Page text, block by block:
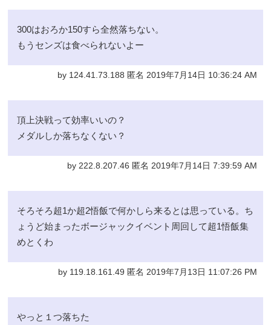
300はおろか150すら全然落ちない。
もうセンズは食べられないよー
by 124.41.73.188 匿名 2019年7月14日 10:36:24 AM
頂上決戦って効率いいの？
メダルしか落ちなくない？
by 222.8.207.46 匿名 2019年7月14日 7:39:59 AM
そろそろ超1か超2悟飯で何かしら来るとは思っている。ち
ょうど始まったボージャックイベント周回して超1悟飯集
めとくわ
by 119.18.161.49 匿名 2019年7月13日 11:07:26 PM
やっと１つ落ちた